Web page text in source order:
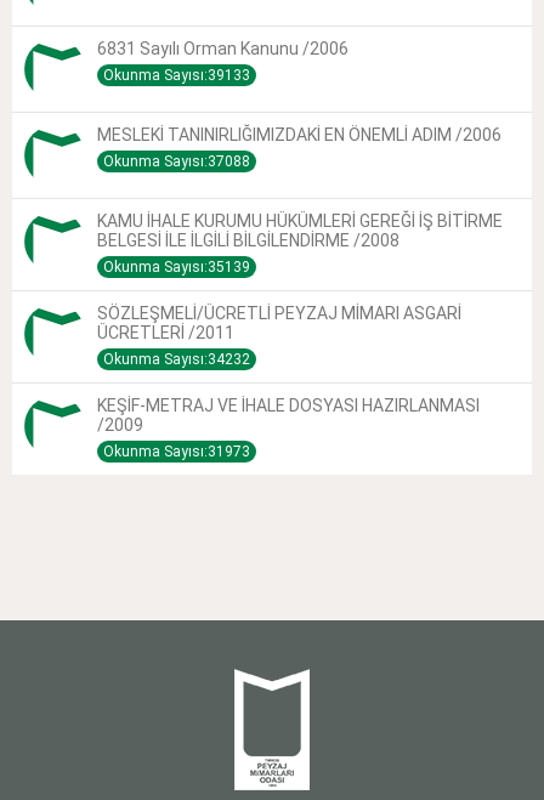
6831 Sayılı Orman Kanunu /2006
Okunma Sayısı:39133
MESLEKİ TANINIRLIĞIMIZDAKİ EN ÖNEMLİ ADIM /2006
Okunma Sayısı:37088
KAMU İHALE KURUMU HÜKÜMLERİ GEREĞİ İŞ BİTİRME
BELGESİ İLE İLGİLİ BİLGİLENDİRME /2008
Okunma Sayısı:35139
SÖZLEŞMELİ/ÜCRETLİ PEYZAJ MİMARI ASGARİ
ÜCRETLERİ /2011
Okunma Sayısı:34232
KEŞİF-METRAJ VE İHALE DOSYASI HAZIRLANMASI
/2009
Okunma Sayısı:31973